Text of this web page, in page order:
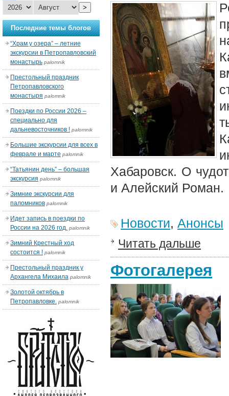
Хабаровск. О
и Алейский Роман.
Новости, Анонсы
Читать дальше
Фотогалерея
>
Последние темы блогов
“Храм у озера” – летние
экскурсии в Петропавловский
монастырь palomnik
Престольный праздник
Петропавловского
монастыря palomnik
Поездки по России 2026 –
специально для
дальневосточников ! palomnik
Большие экскурсии для всех в
феврале и марте palomnik
“Татьянин день” – большая
экскурсия palomnik
Зимние экскурсии для
паломников palomnik
Идет запись в поездки по
России на 2026 год. palomnik
Зимний Крестный ход
состоится ! palomnik
Престольный праздник у
Архангела Михаила palomnik
Золотой октябрь в
Петропавловке. palomnik